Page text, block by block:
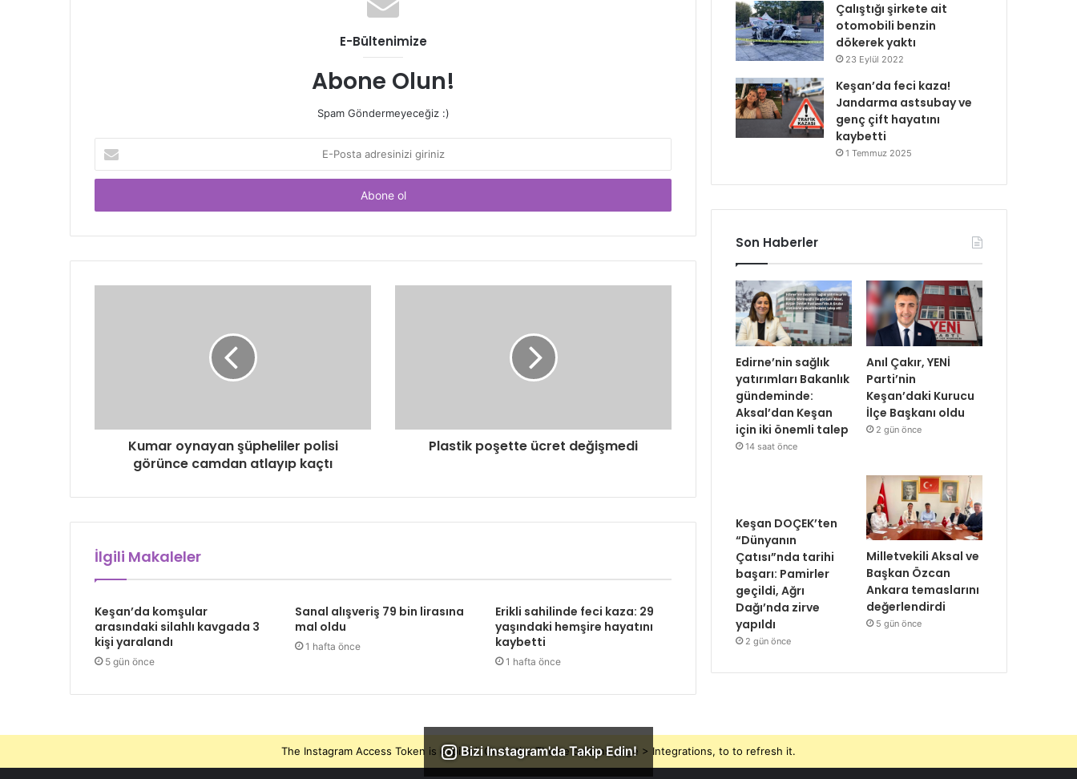
E-Bültenimize
Abone Olun!
Spam Göndermeyeceğiz :)
Posta
adresinizi
Kumar oynayan şüpheliler polisi
görünce camdan atlayıp kaçtı
Plastik poşette ücret değişmedi
İlgili Makaleler
Keşan’da komşular
arasındaki silahlı kavgada 3
kişi yaralandı
5 gün önce
Sanal alışveriş 79 bin lirasına
mal oldu
1 hafta önce
Erikli sahilinde feci kaza: 29
yaşındaki hemşire hayatını
kaybetti
1 hafta önce
Çalıştığı şirkete ait
otomobili benzin
dökerek yaktı
23 Eylül 2022
Keşan’da feci kaza!
Jandarma astsubay ve
genç çift hayatını
kaybetti
1 Temmuz 2025
Son Haberler
Edirne’nin sağlık
yatırımları Bakanlık
gündeminde:
Aksal’dan Keşan
için iki önemli talep
14 saat önce
Anıl Çakır, YENİ
Parti’nin
Keşan’daki Kurucu
İlçe Başkanı oldu
2 gün önce
Keşan DOÇEK’ten
“Dünyanın
Çatısı”nda tarihi
başarı: Pamirler
geçildi, Ağrı
Dağı’nda zirve
yapıldı
2 gün önce
Milletvekili Aksal ve
Başkan Özcan
Ankara temaslarını
değerlendirdi
5 gün önce
Bizi Instagram'da Takip Edin!
The Instagram Access Token is expired, Go to the Theme options page > Integrations, to to refresh it.